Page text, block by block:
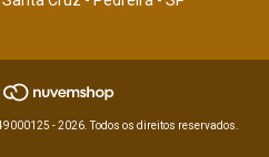
- 2026. Todos os direitos reservados.